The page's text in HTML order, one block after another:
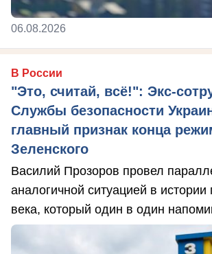
06.08.2026
В России
"Это, считай, всё!": Экс-
Службы безопасности
главный признак конца
Зеленского
Василий Прозоров провел
аналогичной ситуацией в
века, который один в один